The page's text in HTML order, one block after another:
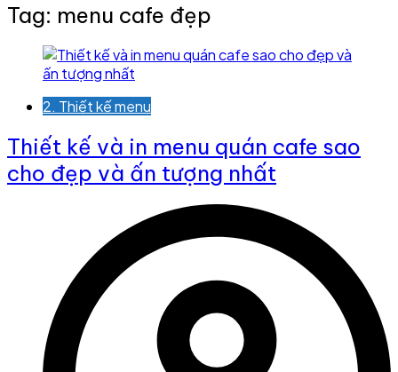
Tag: menu cafe đẹp
2. Thiết kế menu
Thiết kế và in menu quán cafe sao
cho đẹp và ấn tượng nhất